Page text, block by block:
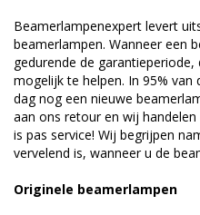
Beamerlampenexpert levert
beamerlampen. Wanneer een
gedurende de
mogelijk te helpen. In 95% van
dag nog een nieuwe
aan ons retour en wij
is pas service! Wij begrijpen
vervelend is, wanneer u de
Originele beamerlampen